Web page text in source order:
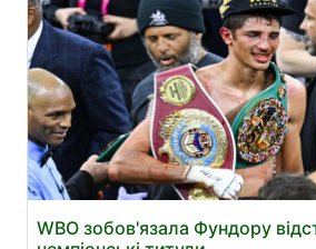
WBO зобов'язала Фундору